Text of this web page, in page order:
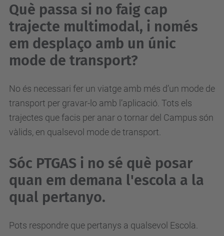
Què passa si no faig cap
trajecte multimodal, i només
em desplaço amb un únic
mode de transport?
No és necessari fer un viatge amb més d’un mode de
transport per gravar-lo amb l’aplicació. Tots els
trajectes que facis per anar o tornar del Campus són
vàlids, en qualsevol mode de transport.
Sóc PTGAS i no sé què posar
quan em demana l'escola a la
qual pertanyo.
Pots respondre que pertanys a qualsevol Escola.